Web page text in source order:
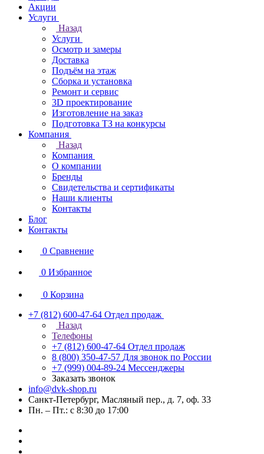
Акции
Услуги
Назад
Услуги
Осмотр и замеры
Доставка
Подъём на этаж
Сборка и установка
Ремонт и сервис
3D проектирование
Изготовление на заказ
Подготовка ТЗ на конкурсы
Компания
Назад
Компания
О компании
Бренды
Свидетельства и сертификаты
Наши клиенты
Контакты
Блог
Контакты
0 Сравнение
0 Избранное
0 Корзина
+7 (812) 600-47-64 Отдел продаж
Назад
Телефоны
+7 (812) 600-47-64 Отдел продаж
8 (800) 350-47-57 Для звонок по России
+7 (999) 004-89-24 Мессенджеры
Заказать звонок
info@dvk-shop.ru
Санкт-Петербург, Масляный пер., д. 7, оф. 33
Пн. – Пт.: с 8:30 до 17:00